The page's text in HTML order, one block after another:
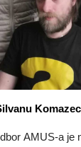
AMUS-a je